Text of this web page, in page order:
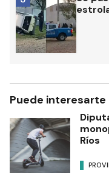
Puede interesarte
Ríos